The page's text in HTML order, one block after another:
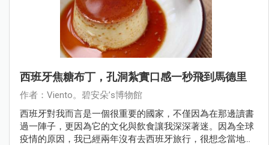
西班牙焦糖布丁，孔洞紮實口感一秒飛到馬德里
作者：Viento。碧安朵’s博物館
西班牙對我而言是一個很重要的國家，不僅因為在那邊讀書
過一陣子，更因為它的文化與飲食讓我深深著迷。因為全球
疫情的原因，我已經兩年沒有去西班牙旅行，很想念當地的